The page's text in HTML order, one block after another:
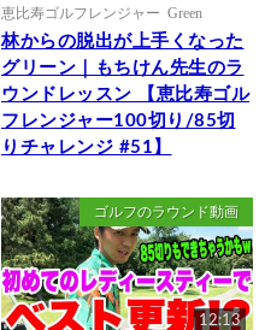
恵比寿ゴルフレンジャー Green
林からの脱出が上手くなった
グリーン｜もちけん先生のラ
ウンドレッスン 【恵比寿ゴル
フレンジャー100切り/85切
りチャレンジ #51】
ゴルフのラウンド動画
12:13